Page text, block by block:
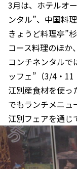
3月は、ホテルオ
ンタル”、中国料理
きょうど料理亭”
コース料理のほか、
コンチネンタルで
ッフェ”（3/4・
江別産食材を使っ
でもランチメニュ
江別フェアを通じ